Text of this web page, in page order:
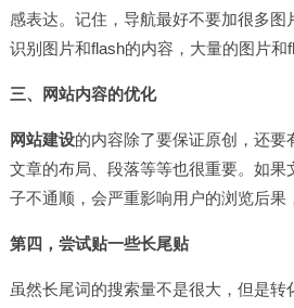
感表达。记住，导航最好不要加很多图
识别图片和flash的内容，大量的图片和
三、网站内容的优化
网站建设的内容除了要保证原创，还要
文章的布局、段落等等也很重要。如果
子不通顺，会严重影响用户的浏览后果
第四，尝试贴一些长尾贴
虽然长尾词的搜索量不是很大，但是转